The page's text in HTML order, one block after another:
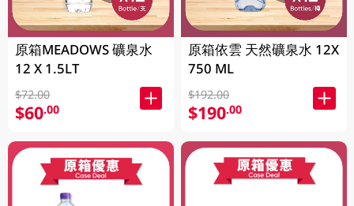
原箱MEADOWS 礦泉水
12 X 1.5LT
$72.00
$60.00
原箱依雲 天然礦泉水 12X
750 ML
$192.00
$190.00